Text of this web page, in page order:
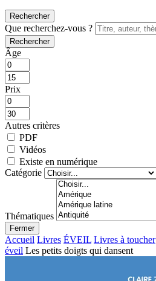
Rechercher
Que recherchez-vous ?
Rechercher
Âge
Prix
Autres critères
PDF
Vidéos
Existe en numérique
Catégorie
Thématiques
Fermer
Accueil Livres ÉVEIL Livres à toucher
éveil Les petits doigts qui dansent